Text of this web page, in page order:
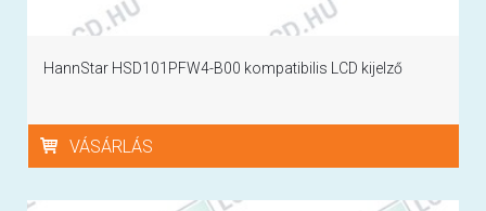
HannStar HSD101PFW4-B00 kompatibilis LCD kijelző
VÁSÁRLÁS